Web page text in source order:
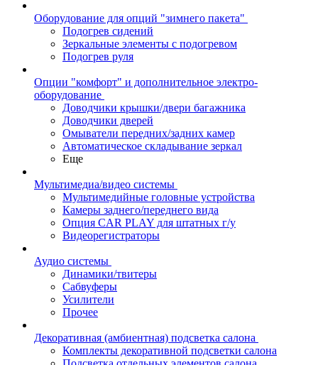
Оборудование для опций "зимнего пакета"
Подогрев сидений
Зеркальные элементы с подогревом
Подогрев руля
Опции "комфорт" и дополнительное электро-
оборудование
Доводчики крышки/двери багажника
Доводчики дверей
Омыватели передних/задних камер
Автоматическое складывание зеркал
Еще
Мультимедиа/видео системы
Мультимедийные головные устройства
Камеры заднего/переднего вида
Опция CAR PLAY для штатных г/у
Видеорегистраторы
Аудио системы
Динамики/твитеры
Сабвуферы
Усилители
Прочее
Декоративная (амбиентная) подсветка салона
Комплекты декоративной подсветки салона